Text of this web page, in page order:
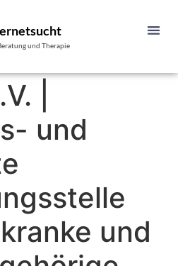
und Therapie
|
und
und